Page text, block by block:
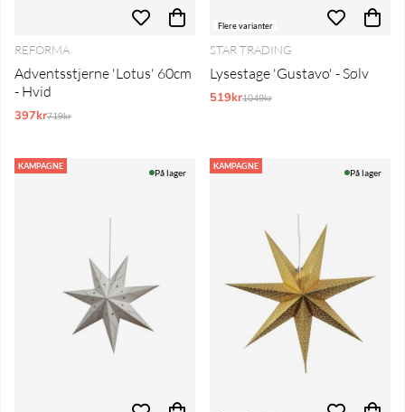
REFORMA
Adventsstjerne 'Lotus' 60cm
- Hvid
397krNormalpris:
719kr
Flere varianter
STAR TRADING
Lysestage 'Gustavo' - Sølv
519krNormalpris:
1049kr
KAMPAGNE
På lager
KAMPAGNE
På lager